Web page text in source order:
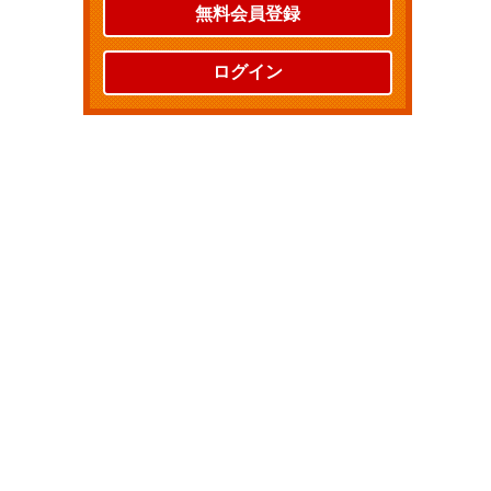
無料会員登録
ログイン